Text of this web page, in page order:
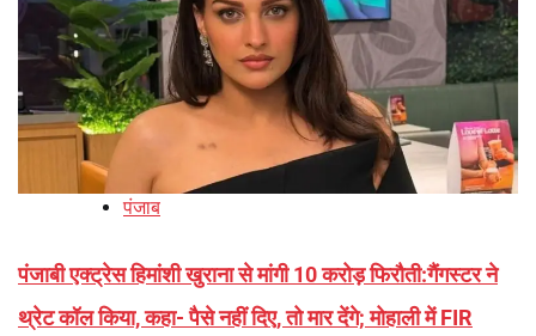
पंजाब
पंजाबी एक्ट्रेस हिमांशी खुराना से मांगी 10 करोड़ फिरौती:गैंगस्टर ने
थ्रेट कॉल किया, कहा- पैसे नहीं दिए, तो मार देंगे; मोहाली में FIR